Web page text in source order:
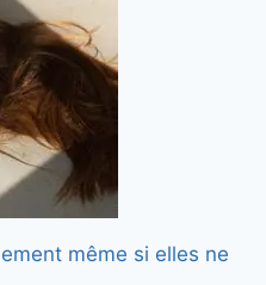
même si elles ne